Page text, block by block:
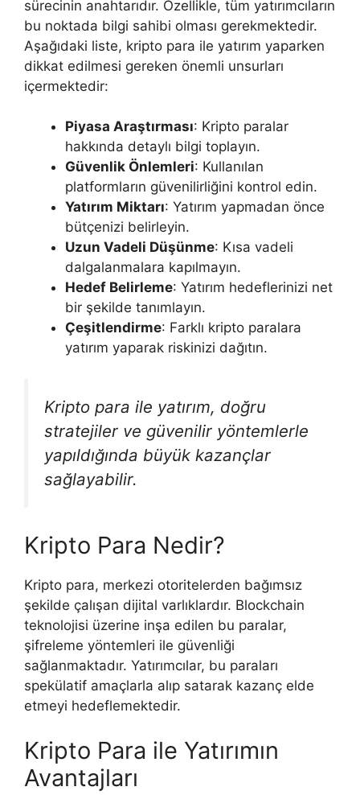
sürecinin anahtarıdır. Özellikle, tüm yatırımcıların
bu noktada bilgi sahibi olması gerekmektedir.
Aşağıdaki liste, kripto para ile yatırım yaparken
dikkat edilmesi gereken önemli unsurları
içermektedir:
Piyasa Araştırması: Kripto paralar
hakkında detaylı bilgi toplayın.
Güvenlik Önlemleri: Kullanılan
platformların güvenilirliğini kontrol edin.
Yatırım Miktarı: Yatırım yapmadan önce
bütçenizi belirleyin.
Uzun Vadeli Düşünme: Kısa vadeli
dalgalanmalara kapılmayın.
Hedef Belirleme: Yatırım hedeflerinizi net
bir şekilde tanımlayın.
Çeşitlendirme: Farklı kripto paralara
yatırım yaparak riskinizi dağıtın.
Kripto para ile yatırım, doğru
stratejiler ve güvenilir yöntemlerle
yapıldığında büyük kazançlar
sağlayabilir.
Kripto Para Nedir?
Kripto para, merkezi otoritelerden bağımsız
şekilde çalışan dijital varlıklardır. Blockchain
teknolojisi üzerine inşa edilen bu paralar,
şifreleme yöntemleri ile güvenliği
sağlanmaktadır. Yatırımcılar, bu paraları
spekülatif amaçlarla alıp satarak kazanç elde
etmeyi hedeflemektedir.
Kripto Para ile Yatırımın
Avantajları